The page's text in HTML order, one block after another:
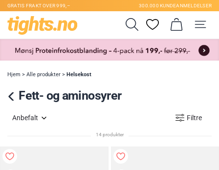
GRATIS FRAKT OVER 999,– 300.000 KUNDEANMELDELSER
Hjem > Alle produkter > Helsekost
Fett- og aminosyrer
Anbefalt Filtre
14 produkter